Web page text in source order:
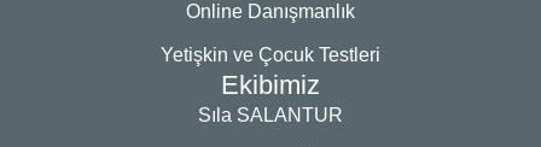
Online Danışmanlık
Yetişkin ve Çocuk Testleri
Ekibimiz
Sıla SALANTUR